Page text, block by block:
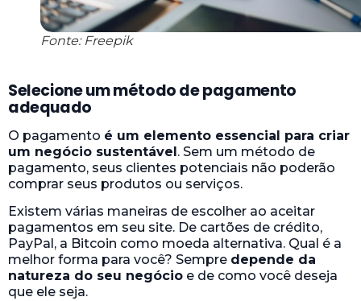
Fonte: Freepik
Selecione um método de pagamento
adequado
O pagamento é um elemento essencial para criar
um negócio sustentável. Sem um método de
pagamento, seus clientes potenciais não poderão
comprar seus produtos ou serviços.
Existem várias maneiras de escolher ao aceitar
pagamentos em seu site. De cartões de crédito,
PayPal, a Bitcoin como moeda alternativa. Qual é a
melhor forma para você? Sempre depende da
natureza do seu negócio e de como você deseja
que ele seja.